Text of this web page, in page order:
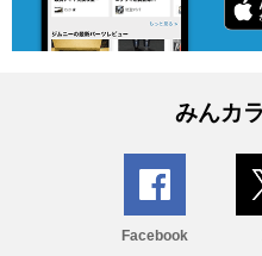
みんカ
Facebook